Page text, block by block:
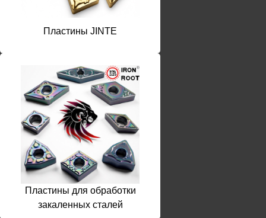
Пластины JINTE
Пластины для обработки
закаленных сталей